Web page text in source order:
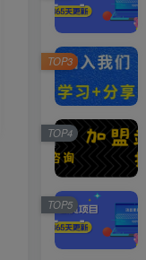
TOP3
TOP4
TOP5